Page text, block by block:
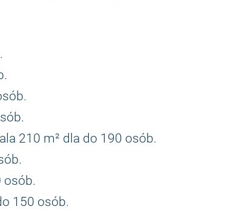
210 m² dla do 190 osób.
osób.
150 osób.